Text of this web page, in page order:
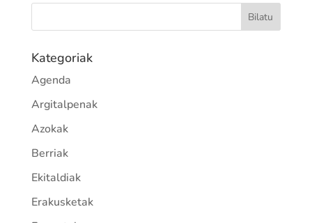
Kategoriak
Agenda
Argitalpenak
Azokak
Berriak
Ekitaldiak
Erakusketak